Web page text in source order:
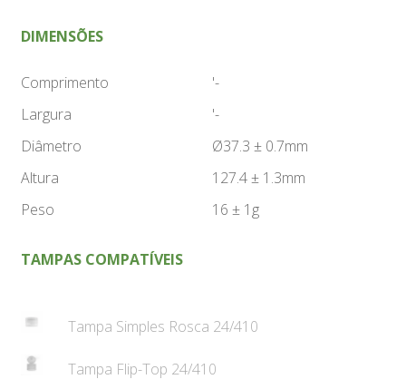
DIMENSÕES
Comprimento
'-
Largura
'-
Diâmetro
Ø37.3 ± 0.7mm
Altura
127.4 ± 1.3mm
Peso
16 ± 1g
TAMPAS COMPATÍVEIS
Tampa Simples Rosca 24/410
Tampa Flip-Top 24/410